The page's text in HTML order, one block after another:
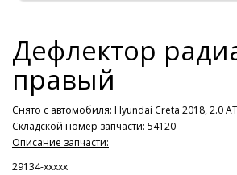
Дефлектор
правый
Снято с автомобиля: Hyundai Creta 2018, 2.0
Складской номер запчасти: 54120
Описание запчасти:
29134-ххххх